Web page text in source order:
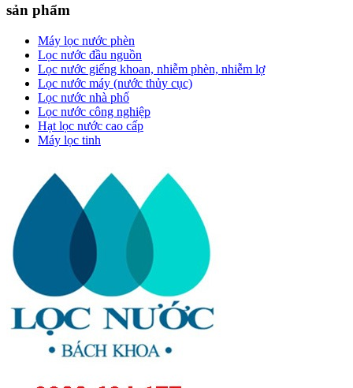
sản phẩm
Máy lọc nước phèn
Lọc nước đầu nguồn
Lọc nước giếng khoan, nhiễm phèn, nhiễm lợ
Lọc nước máy (nước thủy cục)
Lọc nước nhà phố
Lọc nước công nghiệp
Hạt lọc nước cao cấp
Máy lọc tinh